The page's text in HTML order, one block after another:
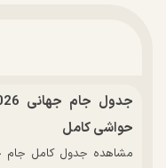
حواشی کامل